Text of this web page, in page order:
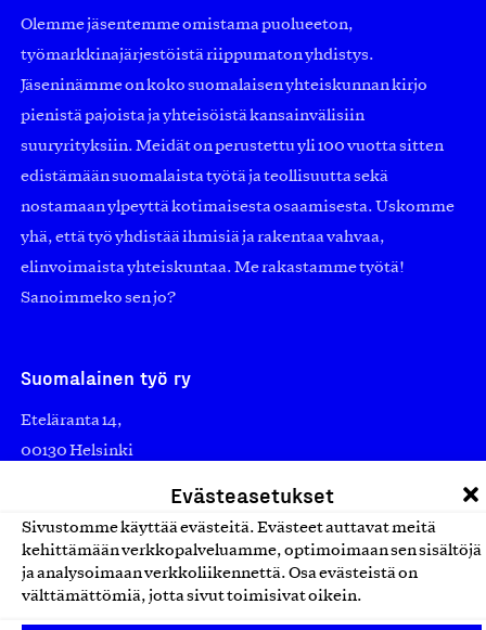
Evästeasetukset
Sivustomme käyttää evästeitä. Evästeet auttavat meitä
kehittämään verkkopalveluamme, optimoimaan sen sisältöjä
ja analysoimaan verkkoliikennettä. Osa evästeistä on
välttämättömiä, jotta sivut toimisivat oikein.
Olemme jäsentemme omistama puolueeton,
työmarkkinajärjestöistä riippumaton yhdistys.
Jäseninämme on koko suomalaisen yhteiskunnan kirjo
pienistä pajoista ja yhteisöistä kansainvälisiin
suuryrityksiin. Meidät on perustettu yli 100 vuotta sitten
edistämään suomalaista työtä ja teollisuutta sekä
nostamaan ylpeyttä kotimaisesta osaamisesta. Uskomme
yhä, että työ yhdistää ihmisiä ja rakentaa vahvaa,
elinvoimaista yhteiskuntaa. Me rakastamme työtä!
Sanoimmeko sen jo?
Suomalainen työ ry
Eteläranta 14,
00130 Helsinki
laskutus@suomalainentyo.fi